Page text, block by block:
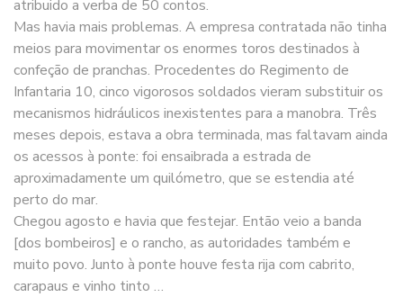
atribuido a verba de 50 contos.
Mas havia mais problemas. A empresa contratada não tinha
meios para movimentar os enormes toros destinados à
confeção de pranchas. Procedentes do Regimento de
Infantaria 10, cinco vigorosos soldados vieram substituir os
mecanismos hidráulicos inexistentes para a manobra. Três
meses depois, estava a obra terminada, mas faltavam ainda
os acessos à ponte: foi ensaibrada a estrada de
aproximadamente um quilómetro, que se estendia até
perto do mar.
Chegou agosto e havia que festejar. Então veio a banda
[dos bombeiros] e o rancho, as autoridades também e
muito povo. Junto à ponte houve festa rija com cabrito,
carapaus e vinho tinto …